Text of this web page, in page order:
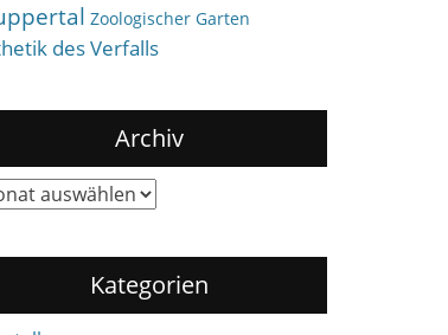
Zoologischer Garten
des Verfalls
Archiv
Kategorien